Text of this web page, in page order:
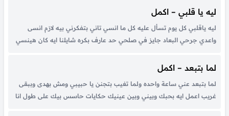
تاني اناديك...
ليه يا قلبي – اكمل
ليه ياقلبي كل يوم تسأل عليه كل ما انسي تاني بتفكرني بيه لازم انسى
واعدي جرحي البعاد جايز في صلحي حد عارف بكره شايلنا ايه كان هينسي
حظي القليل شوف...
لما بتبعد – اكمل
لما بتبعد عني ساعة واحده ولما تغيب بتجنن يا حبيبي ومش بهدى وببقى
غريب اعمل ايه بحبك وبيني وبين عينيك حكايات حاسس بيك على طول انا